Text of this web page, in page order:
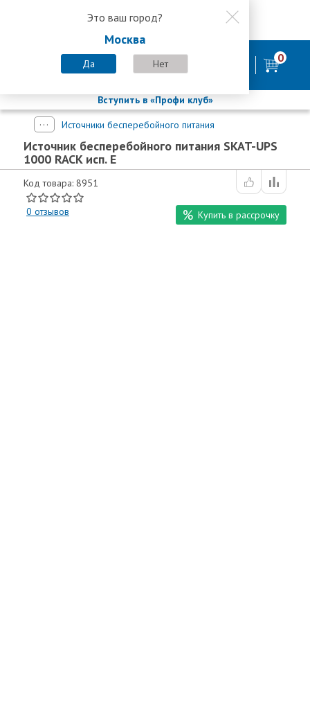
8 800 200-58-35
Это ваш город?
Москва
Да Нет
8 (800) 200-58-35
Пн-Пт с 9:00-18:00. Сб. Вс - выходной 0
Вступить в «Профи клуб»
Источники бесперебойного питания
Источник бесперебойного питания SKAT-UPS
1000 RACK исп. E
Код товара: 8951
0 отзывов Купить в рассрочку